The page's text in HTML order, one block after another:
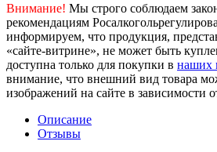
Внимание! Мы строго соблюдаем
рекомендациям
информируем, что продукция,
«сайте-витрине», не может быть
доступна только для покупки в наших
внимание, что внешний вид товара
изображений на сайте в зависимости
Описание
Отзывы